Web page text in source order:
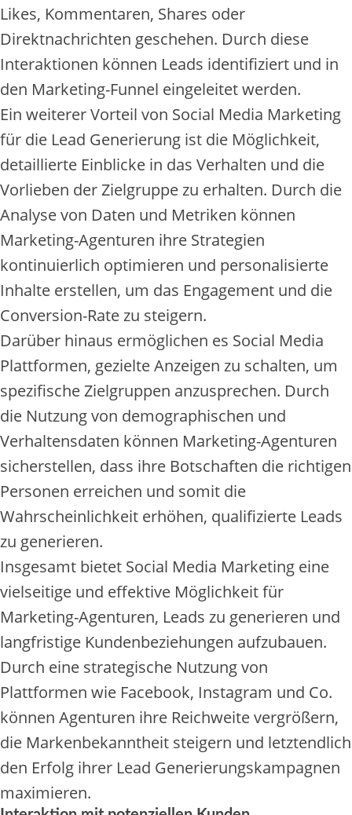
Likes, Kommentaren, Shares oder
Direktnachrichten geschehen. Durch diese
Interaktionen können Leads identifiziert und in
den Marketing-Funnel eingeleitet werden.
Ein weiterer Vorteil von Social Media Marketing
für die Lead Generierung ist die Möglichkeit,
detaillierte Einblicke in das Verhalten und die
Vorlieben der Zielgruppe zu erhalten. Durch die
Analyse von Daten und Metriken können
Marketing-Agenturen ihre Strategien
kontinuierlich optimieren und personalisierte
Inhalte erstellen, um das Engagement und die
Conversion-Rate zu steigern.
Darüber hinaus ermöglichen es Social Media
Plattformen, gezielte Anzeigen zu schalten, um
spezifische Zielgruppen anzusprechen. Durch
die Nutzung von demographischen und
Verhaltensdaten können Marketing-Agenturen
sicherstellen, dass ihre Botschaften die richtigen
Personen erreichen und somit die
Wahrscheinlichkeit erhöhen, qualifizierte Leads
zu generieren.
Insgesamt bietet Social Media Marketing eine
vielseitige und effektive Möglichkeit für
Marketing-Agenturen, Leads zu generieren und
langfristige Kundenbeziehungen aufzubauen.
Durch eine strategische Nutzung von
Plattformen wie Facebook, Instagram und Co.
können Agenturen ihre Reichweite vergrößern,
die Markenbekanntheit steigern und letztendlich
den Erfolg ihrer Lead Generierungskampagnen
maximieren.